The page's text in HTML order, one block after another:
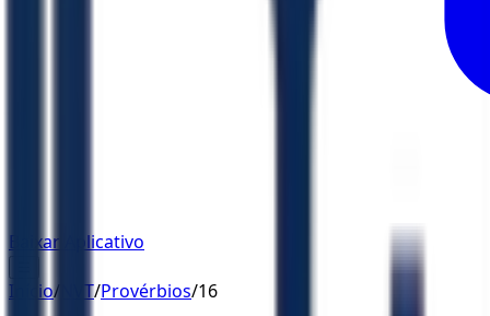
Baixar Aplicativo
Início/ NVT/Provérbios/16